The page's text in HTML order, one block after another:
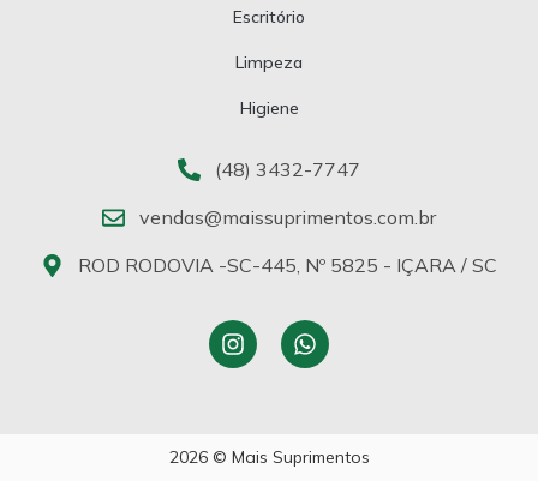
Escritório
Limpeza
Higiene
(48) 3432-7747
vendas@maissuprimentos.com.br
ROD RODOVIA -SC-445, Nº 5825 - IÇARA / SC
2026 © Mais Suprimentos